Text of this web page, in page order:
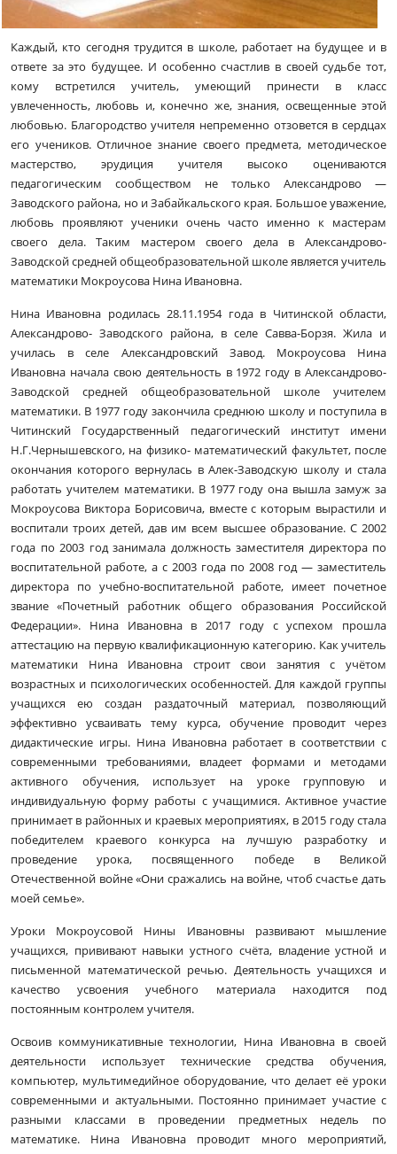
Каждый, кто сегодня трудится в школе, работает на будущее и в
ответе за это будущее. И особенно счастлив в своей судьбе тот,
кому встретился учитель, умеющий принести в класс
увлеченность, любовь и, конечно же, знания, освещенные этой
любовью. Благородство учителя непременно отзовется в сердцах
его учеников. Отличное знание своего предмета, методическое
мастерство, эрудиция учителя высоко оцениваются
педагогическим сообществом не только Александрово —
Заводского района, но и Забайкальского края. Большое уважение,
любовь проявляют ученики очень часто именно к мастерам
своего дела. Таким мастером своего дела в Александрово-
Заводской средней общеобразовательной школе является учитель
математики Мокроусова Нина Ивановна.
Нина Ивановна родилась 28.11.1954 года в Читинской области,
Александрово- Заводского района, в селе Савва-Борзя. Жила и
училась в селе Александровский Завод. Мокроусова Нина
Ивановна начала свою деятельность в 1972 году в Александрово-
Заводской средней общеобразовательной школе учителем
математики. В 1977 году закончила среднюю школу и поступила в
Читинский Государственный педагогический институт имени
Н.Г.Чернышевского, на физико- математический факультет, после
окончания которого вернулась в Алек-Заводскую школу и стала
работать учителем математики. В 1977 году она вышла замуж за
Мокроусова Виктора Борисовича, вместе с которым вырастили и
воспитали троих детей, дав им всем высшее образование. С 2002
года по 2003 год занимала должность заместителя директора по
воспитательной работе, а с 2003 года по 2008 год — заместитель
директора по учебно-воспитательной работе, имеет почетное
звание «Почетный работник общего образования Российской
Федерации». Нина Ивановна в 2017 году с успехом прошла
аттестацию на первую квалификационную категорию. Как учитель
математики Нина Ивановна строит свои занятия с учётом
возрастных и психологических особенностей. Для каждой группы
учащихся ею создан раздаточный материал, позволяющий
эффективно усваивать тему курса, обучение проводит через
дидактические игры. Нина Ивановна работает в соответствии с
современными требованиями, владеет формами и методами
активного обучения, использует на уроке групповую и
индивидуальную форму работы с учащимися. Активное участие
принимает в районных и краевых мероприятиях, в 2015 году стала
победителем краевого конкурса на лучшую разработку и
проведение урока, посвященного победе в Великой
Отечественной войне «Они сражались на войне, чтоб счастье дать
моей семье».
Уроки Мокроусовой Нины Ивановны развивают мышление
учащихся, прививают навыки устного счёта, владение устной и
письменной математической речью. Деятельность учащихся и
качество усвоения учебного материала находится под
постоянным контролем учителя.
Освоив коммуникативные технологии, Нина Ивановна в своей
деятельности использует технические средства обучения,
компьютер, мультимедийное оборудование, что делает её уроки
современными и актуальными. Постоянно принимает участие с
разными классами в проведении предметных недель по
математике. Нина Ивановна проводит много мероприятий,